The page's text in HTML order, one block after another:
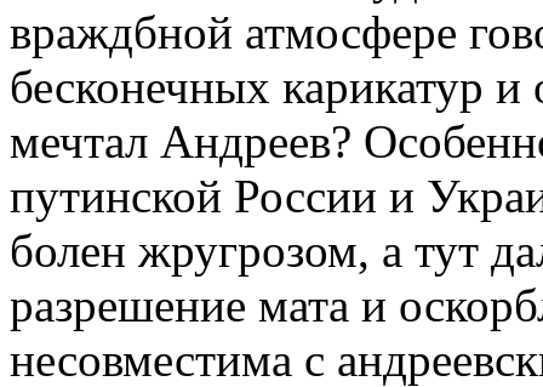
враждбной атмосфере
бесконечных карикатур
мечтал Андреев?
путинской России и
болен жругрозом, а тут
разрешение мата и
несовместима с